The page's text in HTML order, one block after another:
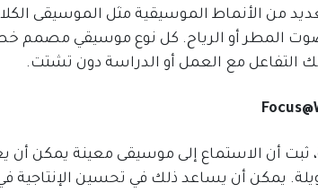
من الأنماط الموسيقية مثل الموسيقى
صوت المطر أو الرياح. كل نوع موسيقي مصمم
لك التفاعل مع العمل أو الدراسة دون تشتت.
ثبت أن الاستماع إلى موسيقى معينة يمكن أن
يمكن أن يساعد ذلك في تحسين الإنتاجية